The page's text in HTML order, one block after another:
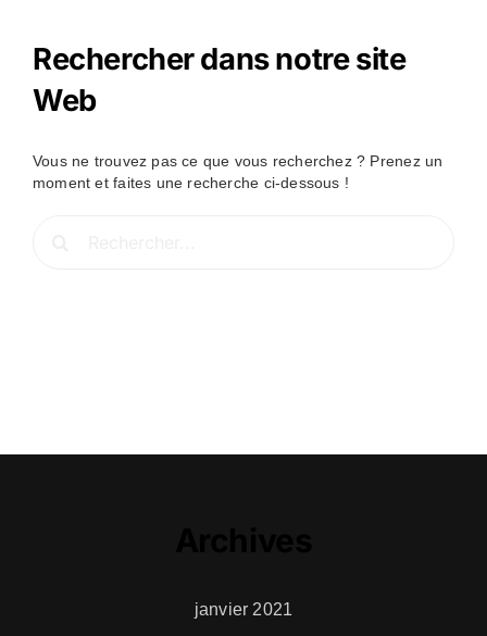
Rechercher dans notre site
Web
Vous ne trouvez pas ce que vous recherchez ? Prenez un
moment et faites une recherche ci-dessous !
janvier 2021